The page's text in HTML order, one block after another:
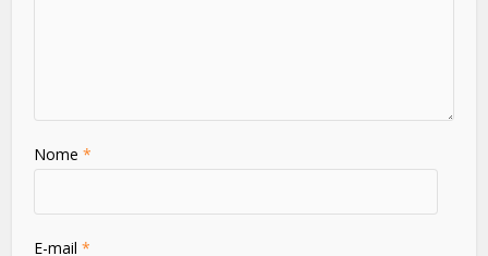
Nome*
E-mail*